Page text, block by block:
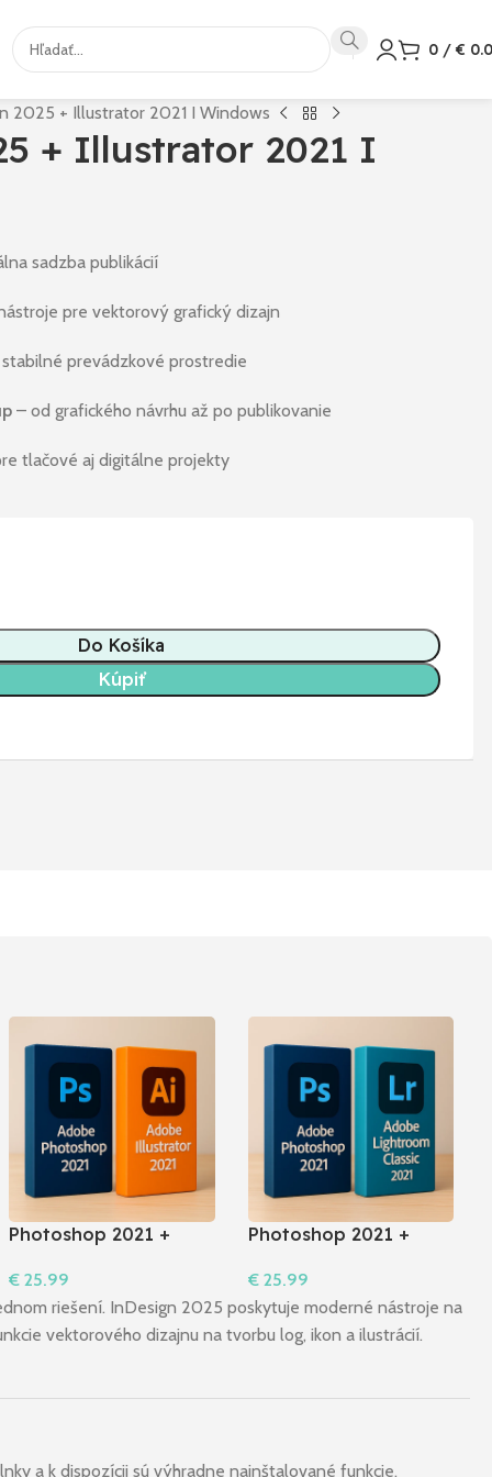
0 / €
2025 + Illustrator 2021 I Windows
+ Illustrator 2021 I
sadzba publikácií
pre vektorový grafický dizajn
prevádzkové prostredie
– od grafického návrhu až po publikovanie
tlačové aj digitálne projekty
Do Košíka
Kúpiť
Photoshop 2021 +
Windows
€ 25.99
Do Košíka
Photoshop 2021 +
I Windows
€25.99
Do Košíka
riešení. InDesign 2025 poskytuje moderné nástroje na
vektorového dizajnu na tvorbu log, ikon a ilustrácií.
a k dispozícii sú výhradne nainštalované funkcie.